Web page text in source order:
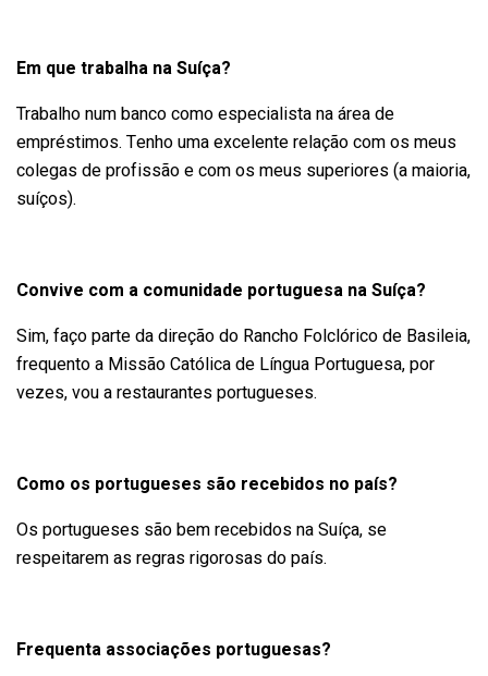
Em que trabalha na Suíça?
Trabalho num banco como especialista na área de
empréstimos. Tenho uma excelente relação com os meus
colegas de profissão e com os meus superiores (a maioria,
suíços).
Convive com a comunidade portuguesa na Suíça?
Sim, faço parte da direção do Rancho Folclórico de Basileia,
frequento a Missão Católica de Língua Portuguesa, por
vezes, vou a restaurantes portugueses.
Como os portugueses são recebidos no país?
Os portugueses são bem recebidos na Suíça, se
respeitarem as regras rigorosas do país.
Frequenta associações portuguesas?